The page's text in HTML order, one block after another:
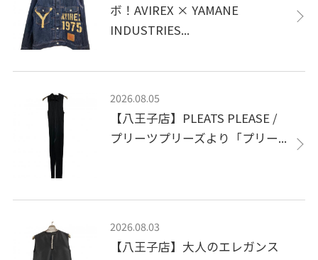
ボ！AVIREX × YAMANE
INDUSTRIES...
2026.08.05
【八王子店】PLEATS PLEASE /
プリーツプリーズより「プリー...
2026.08.03
【八王子店】大人のエレガンス